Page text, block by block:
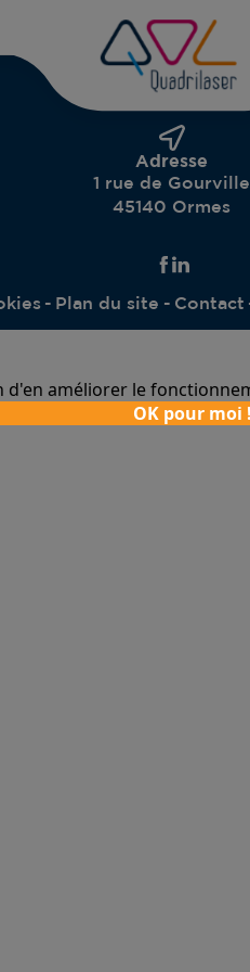
Adresse
1 rue de Gourville
45140 Ormes
Plan du site Contact